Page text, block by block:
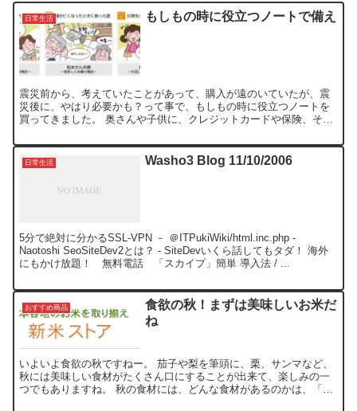
日常生活 もしもの時に役立つノートで備え
震災前から、考えていたことがあって、購入が遠のいていたが、震
災後に、やはり必要かも？って事で、もしもの時に役立つノートを
買ってきました。 奥さんや子供に、クレジットカードや保険、それ
日常生活 Washo3 Blog 11/10/2006
5分で絶対に分かるSSL-VPN － ＠ITPukiWiki/html.inc.php -
Naotoshi SeoSiteDev2とは？ - SiteDevいくら話してもタダ！ 海外
にもかけ放題！ 無料電話 「スカイプ」簡単 導入法 / ...
おすすめ商品
食欲の秋！まずは美味しいお米だ
ね
いよいよ食欲の秋ですねー。 茄子や梨を筆頭に、栗、サンマなど、
秋には美味しい食材がたくさん口にすることが出来て、楽しみの一
つでもありますね。 秋の食材には、どんな食材があるのかは、「旬